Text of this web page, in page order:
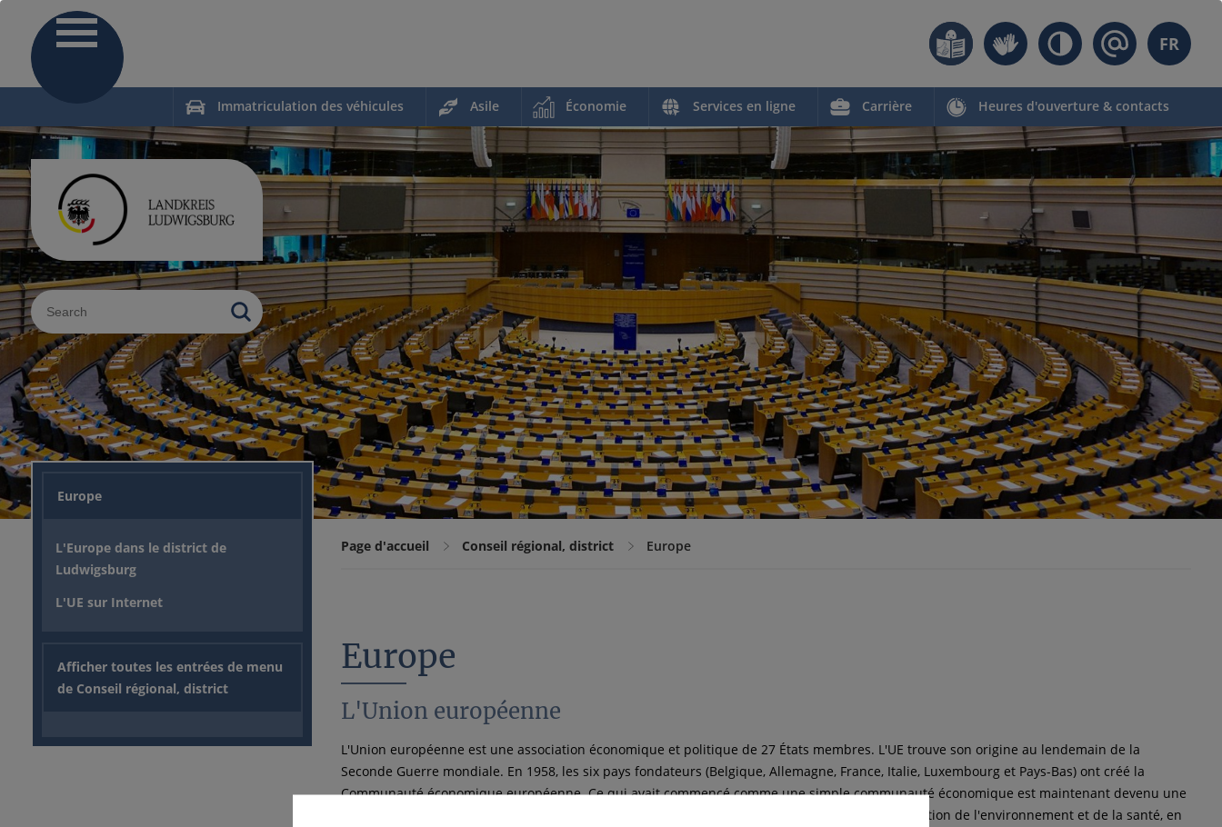
FR
Immatriculation des véhicules Asile Économie Services en ligne Carrière Heures d'ouverture & contacts
Sucheingabe
Europe
L'Europe dans le district de
Ludwigsburg
L'UE sur Internet
Afficher toutes les entrées de menu
de Conseil régional, district
Page d'accueil Conseil régional, district Europe
Europe
L'Union européenne
L'Union européenne est une association économique et politique de 27 États membres. L'UE trouve son origine au lendemain de la
Seconde Guerre mondiale. En 1958, les six pays fondateurs (Belgique, Allemagne, France, Italie, Luxembourg et Pays-Bas) ont créé la
Communauté économique européenne. Ce qui avait commencé comme une simple communauté économique est maintenant devenu une
organisation couvrant de nombreux domaines politiques, du changement climatique à la protection de l'environnement et de la santé, en